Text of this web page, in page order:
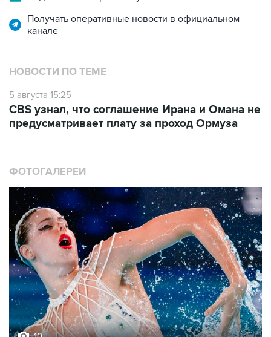
НОВОСТИ ПО ТЕМЕ
5 августа 15:25
предусматривает плату за проход Ормуза
10